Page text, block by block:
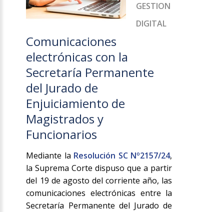
GESTION
DIGITAL
Comunicaciones
electrónicas con la
Secretaría Permanente
del Jurado de
Enjuiciamiento de
Magistrados y
Funcionarios
Mediante la Resolución SC Nº2157/24,
la Suprema Corte dispuso que a partir
del 19 de agosto del corriente año, las
comunicaciones electrónicas entre la
Secretaría Permanente del Jurado de